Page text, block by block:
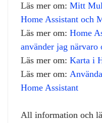
Läs mer om: Mitt
Home Assistant och
Läs mer om: Home
använder jag närvaro
Läs mer om: Karta i
Läs mer om:
Home Assistant
All information och